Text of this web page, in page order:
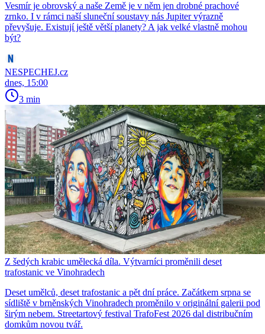
Vesmír je obrovský a naše Země je v něm jen drobné prachové
zrnko. I v rámci naší sluneční soustavy nás Jupiter výrazně
převyšuje. Existují ještě větší planety? A jak velké vlastně mohou
být?
NESPECHEJ.cz
dnes, 15:00
3 min
Z šedých krabic umělecká díla. Výtvarníci proměnili deset
trafostanic ve Vinohradech
Deset umělců, deset trafostanic a pět dní práce. Začátkem srpna se
sídliště v brněnských Vinohradech proměnilo v originální galerii pod
širým nebem. Streetartový festival TrafoFest 2026 dal distribučním
domkům novou tvář.